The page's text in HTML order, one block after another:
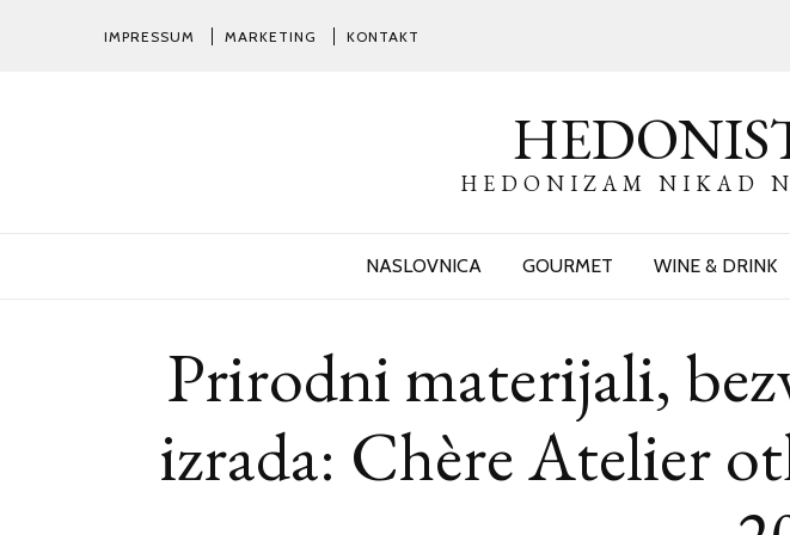
IMPRESSUM MARKETING KONTAKT
HEDONIZAM NIKAD
NASLOVNICA GOURMET WINE & DRINK
Prirodni materijali,
izrada: Chère Atelier